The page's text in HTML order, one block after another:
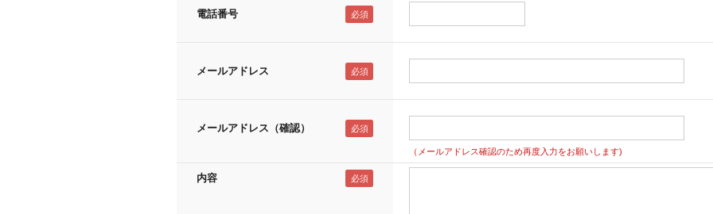
電話番号
メールアドレス
メールアドレス（確認）
（メールアドレス確認のため再度入力をお願いします)
内容